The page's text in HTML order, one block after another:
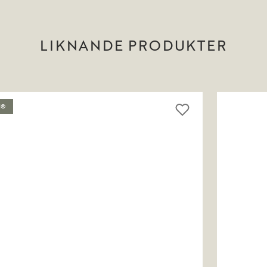
LIKNANDE PRODUKTER